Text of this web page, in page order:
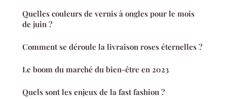
Quelles couleurs de vernis à ongles pour le mois
de juin ?
Comment se déroule la livraison roses éternelles ?
Le boom du marché du bien-être en 2023
Quels sont les enjeux de la fast fashion ?